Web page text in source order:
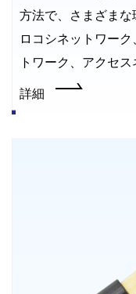
方法で、さまざま
ロコシネットワー
トワーク、アクセ
詳細